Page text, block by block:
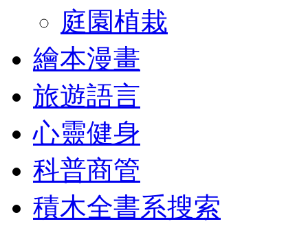
庭園植栽
繪本漫畫
旅遊語言
心靈健身
科普商管
積木全書系搜索